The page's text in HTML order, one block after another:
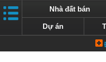
Nhà đất bán
Dự án